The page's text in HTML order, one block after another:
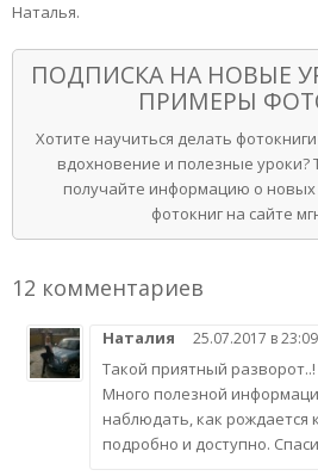
Наталья.
ПОДПИСКА НА НОВЫЕ
ПРИМЕРЫ
Хотите научиться делать
вдохновение и полезные уроки?
получайте информацию о новых
фотокниг на сайте
12 комментариев
Наталия 25.07.2017 в 23:09
Такой приятный
Много полезной
наблюдать, как рождается
подробно и доступно.